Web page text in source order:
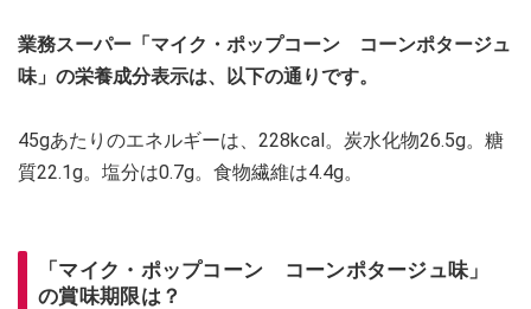
業務スーパー「マイク・ポップコーン コーンポタージュ
味」の栄養成分表示は、以下の通りです。
45gあたりのエネルギーは、228kcal。炭水化物26.5g。糖
質22.1g。塩分は0.7g。食物繊維は4.4g。
「マイク・ポップコーン コーンポタージュ味」
の賞味期限は？